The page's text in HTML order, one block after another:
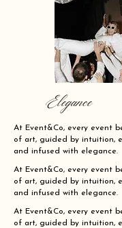
Elegance
At Event&Co, every event
of art, guided by intuition,
and infused with elegance.
At Event&Co, every event
of art, guided by intuition,
and infused with elegance.
At Event&Co, every event
of art, guided by intuition,